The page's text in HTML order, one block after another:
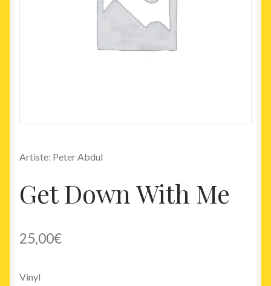
Artiste: Peter Abdul
Get Down With Me
25,00€
Vinyl